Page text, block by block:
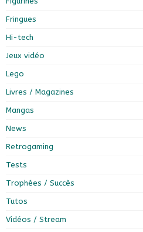
Fringues
Hi-tech
Jeux vidéo
Lego
Livres / Magazines
Mangas
News
Retrogaming
Tests
Trophées / Succès
Tutos
Vidéos / Stream